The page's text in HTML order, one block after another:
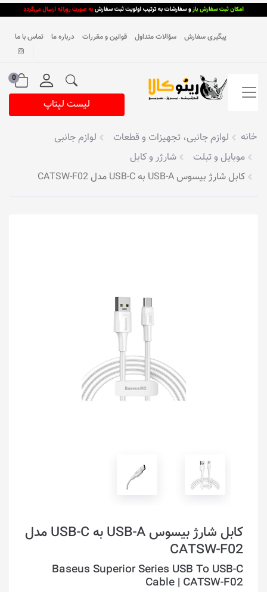
پیگیری سفارش سؤالات متداول قوانین و مقررات درباره ما تماس با ما
0
لیست لپتاپ
خانه لوازم جانبی، تجهیزات و قطعات
لوازم جانبی
موبایل و تبلت
شارژر و کابل
کابل شارژ بیسوس USB-A به USB-C مدل CATSW-F02
کابل شارژ بیسوس USB-A به USB-C مدل
CATSW-F02
Baseus Superior Series USB To USB-C
Cable | CATSW-F02